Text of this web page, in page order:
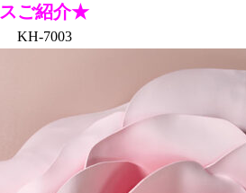
スご紹介★
KH-7003